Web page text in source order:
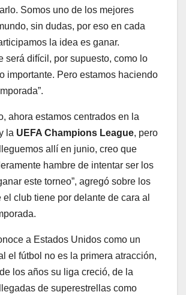
Somos uno de los mejores
sin dudas, por eso en cada
la idea es ganar.
será difícil, por supuesto, como lo
importante. Pero estamos haciendo
ahora estamos centrados en la
la UEFA Champions League, pero
allí en junio, creo que
hambre de intentar ser los
este torneo”, agregó sobre los
club tiene por delante de cara al
a Estados Unidos como un
el fútbol no es la primera atracción,
los años su liga creció, de la
de superestrellas como